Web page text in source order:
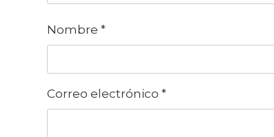
Nombre *
Correo electrónico *